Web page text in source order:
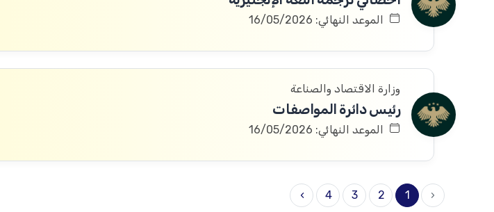
الموعد النهائي: 16/05/2026
وزارة الاقتصاد والصناعة
رئيس دائرة المواصفات
الموعد النهائي: 16/05/2026
‹
1
2
3
4
›